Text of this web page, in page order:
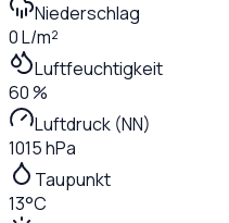
Niederschlag
0 L/m²
Luftfeuchtigkeit
60 %
Luftdruck (NN)
1015 hPa
Taupunkt
13°C